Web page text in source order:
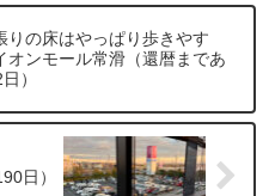
りの床はやっぱり歩きやす
オンモール常滑（還暦まであ
）
日）